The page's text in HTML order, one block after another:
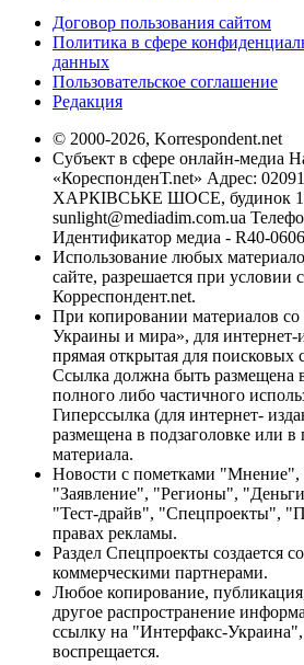
Договор пользования сайтом
Политика в сфере
данных
Пользовательское соглашение
Редакция
© 2000-2026, Korrespondent.net
Субъект в сфере онлайн-медиа
«КореспонденТ.net» Адрес:
ХАРКІВСЬКЕ ШОСЕ, будинок
sunlight@mediadim.com.ua
Идентификатор медиа - R40-
Использование любых
сайте, разрешается при условии
Корреспондент.net.
При копировании материалов
Украины и мира», для интернет-
прямая открытая для поисковых
Ссылка должна быть размещена
полного либо частичного
Гиперссылка (для интернет-
размещена в подзаголовке или в
материала.
Новости с пометками "Мнение",
"Заявление", "Регионы",
"Тест-драйв", "Спецпроекты",
правах рекламы.
Раздел Спецпроекты создается
коммерческими партнерами.
Любое копирование,
другое распространение
ссылку на "Интерфакс-
воспрещается.